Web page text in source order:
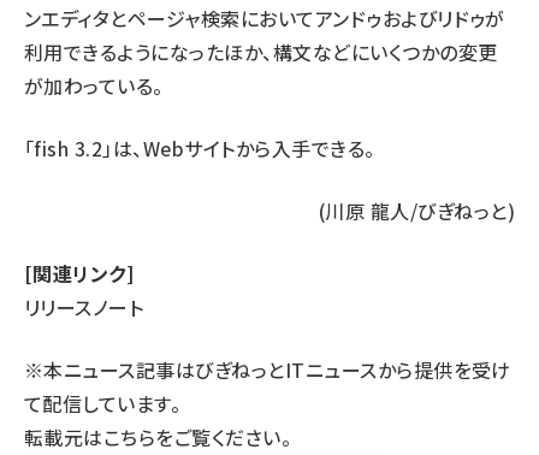
ンエディタとページャ検索においてアンドゥおよびリドゥが
利用できるようになったほか、構文などにいくつかの変更
が加わっている。
「fish 3.2」は、Webサイトから入手できる。
(川原 龍人/びぎねっと)
[関連リンク]
リリースノート
※本ニュース記事はびぎねっとITニュースから提供を受け
て配信しています。
転載元はこちらをご覧ください。